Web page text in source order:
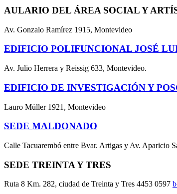
AULARIO DEL ÁREA SOCIAL Y
Av. Gonzalo Ramírez 1915, Montevideo
EDIFICIO POLIFUNCIONAL JOSÉ
Av. Julio Herrera y Reissig 633, Montevideo.
EDIFICIO DE INVESTIGACIÓN Y
Lauro Müller 1921, Montevideo
SEDE MALDONADO
Calle Tacuarembó entre Bvar. Artigas y Av. Aparicio
SEDE TREINTA Y TRES
Ruta 8 Km. 282, ciudad de Treinta y Tres 4453 0597